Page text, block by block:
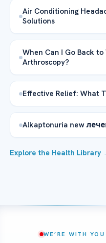
Air Conditioning
Solutions
When Can I Go Back
Arthroscopy?
Effective Relief: What
Alkaptonuria new
Explore the Health Library
WE’RE WITH